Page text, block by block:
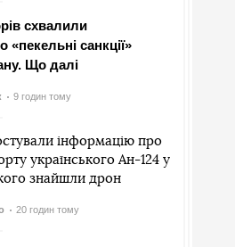
схвалили
«пекельні санкції»
Що далі
9 годин тому
інформацію про
українського Ан-124 у
знайшли дрон
20 годин тому